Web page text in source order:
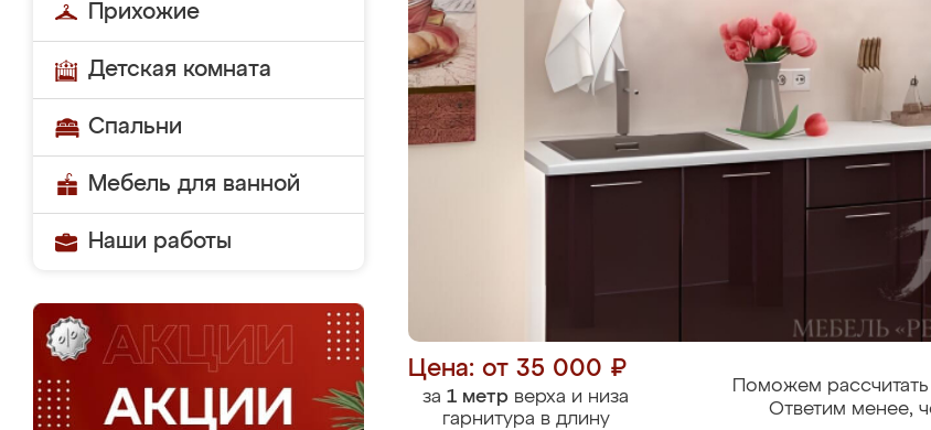
Прихожие
Детская комната
Спальни
Мебель для ванной
Наши работы
Цена: от 35 000 ₽
за 1 метр верха и низа
гарнитура в длину
Поможем
Ответим менее,